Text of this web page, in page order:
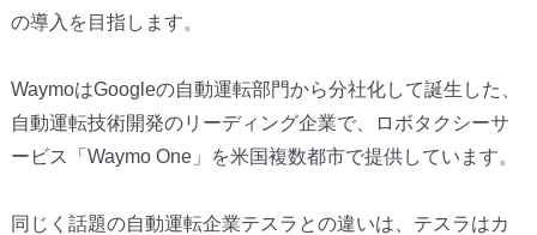
の導入を目指します。
WaymoはGoogleの自動運転部門から分社化して誕生した
自動運転技術開発のリーディング企業で、
ロボタクシーサ
ービス「Waymo One」を米国複数都市で提供しています。
同じく話題の自動運転企業テスラとの違いは、 テスラはカ